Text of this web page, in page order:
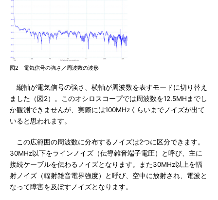
図2 電気信号の強さ／周波数の波形
縦軸が電気信号の強さ、横軸が周波数を表すモードに切り替え
ました（図2）。このオシロスコープでは周波数を12.5MHまでし
か観測できませんが、実際には100MHzくらいまでノイズが出て
いると思われます。
この広範囲の周波数に分布するノイズは2つに区分できます。
30MHz以下をラインノイズ（伝導雑音端子電圧）と呼び、主に
接続ケーブルを伝わるノイズとなります。また30MHz以上を輻
射ノイズ（輻射雑音電界強度）と呼び、空中に放射され、電波と
なって障害を及ぼすノイズとなります。